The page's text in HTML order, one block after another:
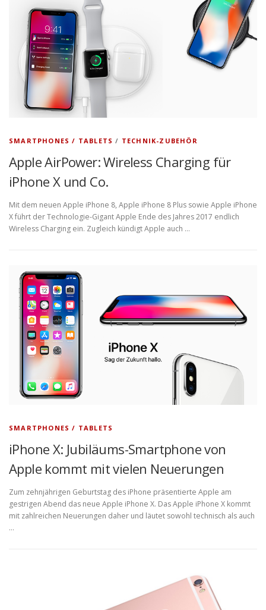
SMARTPHONES / TABLETS / TECHNIK-ZUBEHÖR
Apple AirPower: Wireless Charging für
iPhone X und Co.
Mit dem neuen Apple iPhone 8, Apple iPhone 8 Plus sowie Apple iPhone
X führt der Technologie-Gigant Apple Ende des Jahres 2017 endlich
Wireless Charging ein. Zugleich kündigt Apple auch …
SMARTPHONES / TABLETS
iPhone X: Jubiläums-Smartphone von
Apple kommt mit vielen Neuerungen
Zum zehnjährigen Geburtstag des iPhone präsentierte Apple am
gestrigen Abend das neue Apple iPhone X. Das Apple iPhone X kommt
mit zahlreichen Neuerungen daher und läutet sowohl technisch als auch
…